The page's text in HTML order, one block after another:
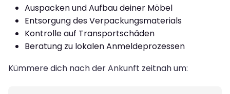
Auspacken und Aufbau deiner Möbel
Entsorgung des Verpackungsmaterials
Kontrolle auf Transportschäden
Beratung zu lokalen Anmeldeprozessen
Kümmere dich nach der Ankunft zeitnah um: